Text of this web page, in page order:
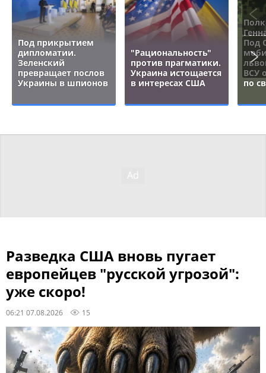
Под прикрытием
дипломатии.
Зеленский
превращает послов
Украины в шпионов
"Рациональность"
против прагматики.
Украина истощается
в интересах США
Под
ВСУ
по
Разведка США вновь пугает
европейцев "русской угрозой":
уже скоро!
06:21 07.08.2026 15